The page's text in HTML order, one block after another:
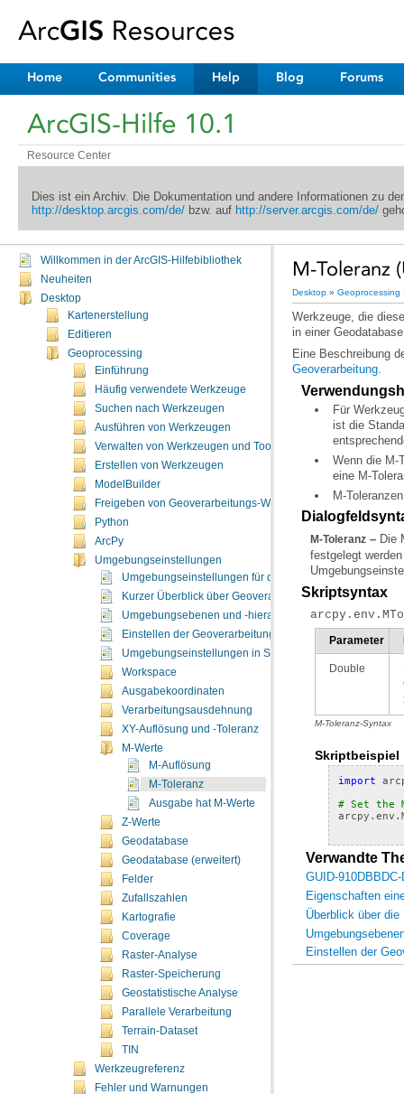
Home Communities Help Blog Forums
ArcGIS-Hilfe 10.1
Resource Center
Dies ist ein Archiv. Die Dokumentation und andere Informationen zu
http://desktop.arcgis.com/de/bzw. auf http://server.arcgis.com/de/
Willkommen in der ArcGIS-Hilfebibliothek
Neuheiten
Desktop
Kartenerstellung
Editieren
Geoprocessing
Einführung
Häufig verwendete Werkzeuge
Suchen nach Werkzeugen
Ausführen von Werkzeugen
Verwalten von Werkzeugen und Toolboxes
Erstellen von Werkzeugen
ModelBuilder
Freigeben von Geoverarbeitungs-Workflows
Python
ArcPy
Umgebungseinstellungen
Umgebungseinstellungen für die Geoverarbeitung
Kurzer Überblick über Geoverarbeitungsumgebungen
Umgebungsebenen und -hierarchien
Einstellen der Geoverarbeitungsumgebungen
Umgebungseinstellungen in Skripten
Workspace
Ausgabekoordinaten
Verarbeitungsausdehnung
XY-Auflösung und -Toleranz
M-Werte
M-Auflösung
M-Toleranz
Ausgabe hat M-Werte
Z-Werte
Geodatabase
Geodatabase (erweitert)
Felder
Zufallszahlen
Kartografie
Coverage
Raster-Analyse
Raster-Speicherung
Geostatistische Analyse
Parallele Verarbeitung
Terrain-Dataset
TIN
Werkzeugreferenz
Fehler und Warnungen
M-Toleranz
Desktop » Geoprocessing
in einer
Eine Beschreibung
Geoverarbeitung
Für
eine M-
M-
M-Toleranz –
Skriptsyntax
Parameter
Double
M-Toleranz-Syntax
Skriptbeispiel
import
# Set the
arcpy . env .
Verwandte
GUID-
Eigenschaften
Überblick über
Einstellen der